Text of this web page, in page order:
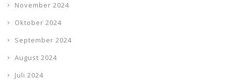
November 2024
Oktober 2024
September 2024
August 2024
Juli 2024